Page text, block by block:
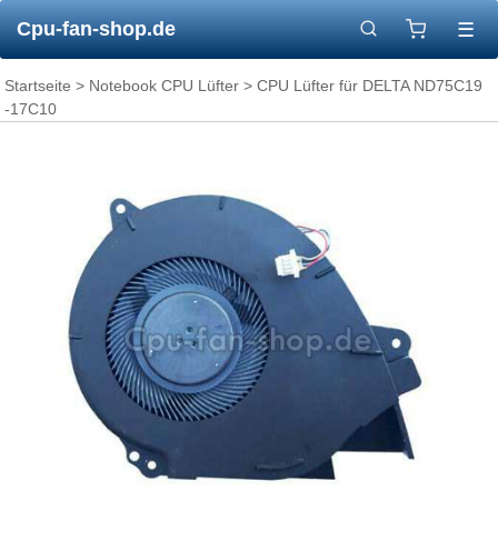
Cpu-fan-shop.de ☰
Startseite > Notebook CPU Lüfter > CPU Lüfter für DELTA ND75C19
-17C10